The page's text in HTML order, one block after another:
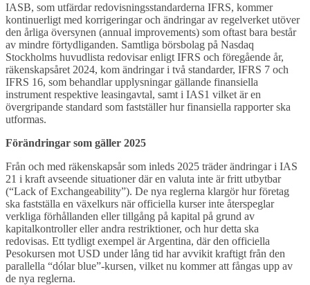
IASB, som utfärdar redovisningsstandarderna IFRS, kommer
kontinuerligt med korrigeringar och ändringar av regelverket utöver
den årliga översynen (annual improvements) som oftast bara består
av mindre förtydliganden. Samtliga börsbolag på Nasdaq
Stockholms huvudlista redovisar enligt IFRS och föregående år,
räkenskapsåret 2024, kom ändringar i två standarder, IFRS 7 och
IFRS 16, som behandlar upplysningar gällande finansiella
instrument respektive leasingavtal, samt i IAS1 vilket är en
övergripande standard som fastställer hur finansiella rapporter ska
utformas.
Förändringar som gäller 2025
Från och med räkenskapsår som inleds 2025 träder ändringar i IAS
21 i kraft avseende situationer där en valuta inte är fritt utbytbar
(“Lack of Exchangeability”). De nya reglerna klargör hur företag
ska fastställa en växelkurs när officiella kurser inte återspeglar
verkliga förhållanden eller tillgång på kapital på grund av
kapitalkontroller eller andra restriktioner, och hur detta ska
redovisas. Ett tydligt exempel är Argentina, där den officiella
Pesokursen mot USD under lång tid har avvikit kraftigt från den
parallella “dólar blue”-kursen, vilket nu kommer att fångas upp av
de nya reglerna.